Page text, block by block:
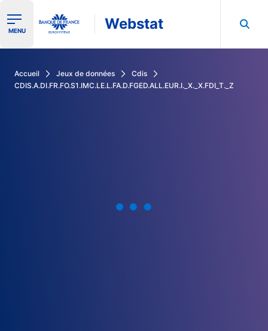
Ouvrir le menu de navigation
MENU Webstat
Accueil Jeux de données
Cdis
CDIS.A.DI.FR.FO.S1.IMC.LE.L.FA.D.FGED.ALL.EUR.I._X._X.FDI_T._Z